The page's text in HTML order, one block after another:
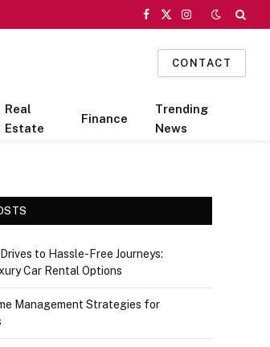
Facebook
X
Instagram
CONTACT
Real
Estate
Finance
Trending
News
to Hassle-Free Journeys:
Car Rental Options
Management Strategies for